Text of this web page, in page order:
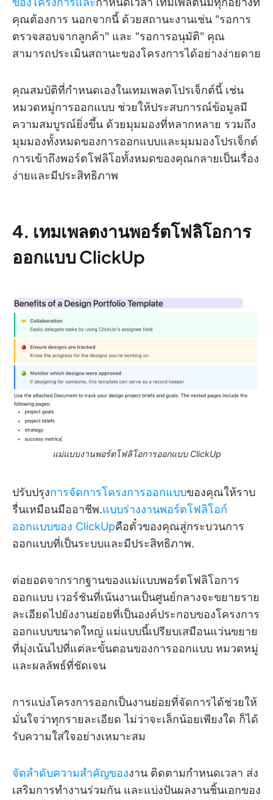
คุณต้องการ นอกจากนี้ ด้วยสถานะงานเช่น "รอการ
ตรวจสอบจากลูกค้า" และ "รอการอนุมัติ" คุณ
สามารถประเมินสถานะของโครงการได้อย่างง่ายดาย
คุณสมบัติที่กำหนดเองในเทมเพลตโปรเจ็กต์นี้ เช่น
หมวดหมู่การออกแบบ ช่วยให้ประสบการณ์ข้อมูลมี
ความสมบูรณ์ยิ่งขึ้น ด้วยมุมมองที่หลากหลาย รวมถึง
มุมมองทั้งหมดของการออกแบบและมุมมองโปรเจ็กต์
การเข้าถึงพอร์ตโฟลิโอทั้งหมดของคุณกลายเป็นเรื่อง
ง่ายและมีประสิทธิภาพ
4. เทมเพลตงานพอร์ตโฟลิโอการ
ออกแบบ ClickUp
แม่แบบงานพอร์ตโฟลิโอการออกแบบ ClickUp
ปรับปรุงการจัดการโครงการออกแบบของคุณให้ราบ
รื่นเหมือนมืออาชีพ.แบบร่างงานพอร์ตโฟลิโอก์
ออกแบบของ ClickUpคือตั๋วของคุณสู่กระบวนการ
ออกแบบที่เป็นระบบและมีประสิทธิภาพ.
ต่อยอดจากรากฐานของแม่แบบพอร์ตโฟลิโอการ
ออกแบบ เวอร์ชันที่เน้นงานเป็นศูนย์กลางจะขยายราย
ละเอียดไปยังงานย่อยที่เป็นองค์ประกอบของโครงการ
ออกแบบขนาดใหญ่ แม่แบบนี้เปรียบเสมือนแว่นขยาย
ที่มุ่งเน้นไปที่แต่ละขั้นตอนของการออกแบบ หมวดหมู่
และผลลัพธ์ที่ชัดเจน
การแบ่งโครงการออกเป็นงานย่อยที่จัดการได้ช่วยให้
มั่นใจว่าทุกรายละเอียด ไม่ว่าจะเล็กน้อยเพียงใด ก็ได้
รับความใส่ใจอย่างเหมาะสม
จัดลำดับความสำคัญของงาน ติดตามกำหนดเวลา ส่ง
เสริมการทำงานร่วมกัน และแบ่งปันผลงานชิ้นเอกของ